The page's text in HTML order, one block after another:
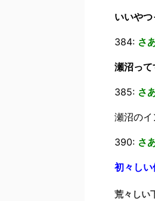
いいや
384: さ
瀬沼って
385: さ
瀬沼の
390: さ
初々し
荒々しい